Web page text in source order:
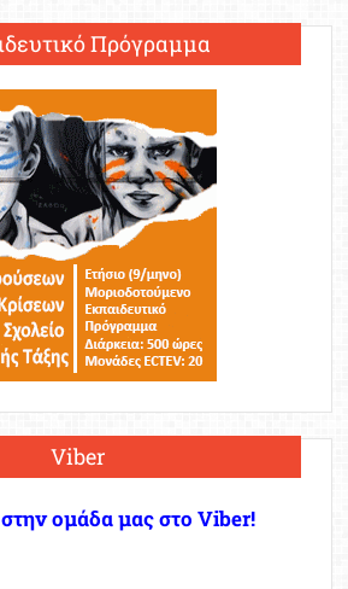
Πρόγραμμα
Viber
ομάδα μας στο Viber!